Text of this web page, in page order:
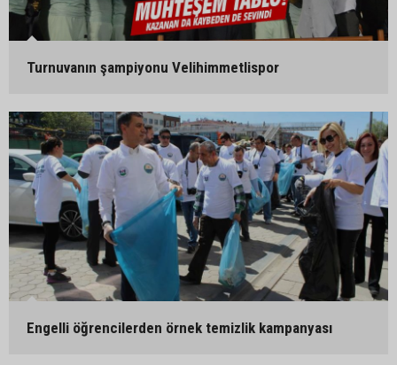
Turnuvanın şampiyonu Velihimmetlispor
Engelli öğrencilerden örnek temizlik kampanyası